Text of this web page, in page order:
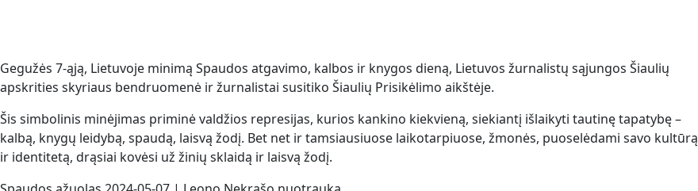
Gegužės 7-ąją, Lietuvoje minimą Spaudos atgavimo, kalbos ir knygos dieną, Lietuvos žurnalistų sąjungos Šiaulių
apskrities skyriaus bendruomenė ir žurnalistai susitiko Šiaulių Prisikėlimo aikštėje.
Šis simbolinis minėjimas priminė valdžios represijas, kurios kankino kiekvieną, siekiantį išlaikyti tautinę tapatybę –
kalbą, knygų leidybą, spaudą, laisvą žodį. Bet net ir tamsiausiuose laikotarpiuose, žmonės, puoselėdami savo kultūrą
ir identitetą, drąsiai kovėsi už žinių sklaidą ir laisvą žodį.